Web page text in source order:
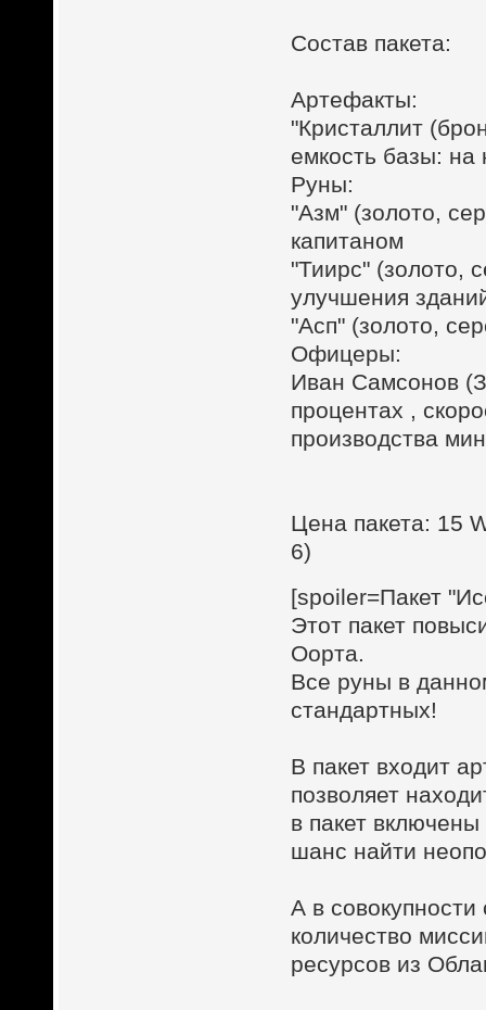
Состав пакета:
Артефакты:
"Кристаллит
емкость базы: на
Руны:
"Азм" (золото,
капитаном
"Тиирс" (золото,
улучшения
"Асп" (золото,
Офицеры:
Иван Самсонов
процентах ,
производства
Цена пакета: 15
6)
[spoiler=Пакет
Этот пакет
Оорта.
Все руны в
стандартных!
В пакет входит
позволяет
в пакет
шанс найти
А в
количество
ресурсов из